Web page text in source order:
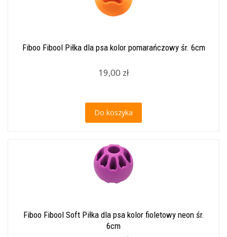
Fiboo Fibool Piłka dla psa kolor pomarańczowy śr. 6cm
19,00 zł
Do koszyka
Fiboo Fibool Soft Piłka dla psa kolor fioletowy neon śr.
6cm